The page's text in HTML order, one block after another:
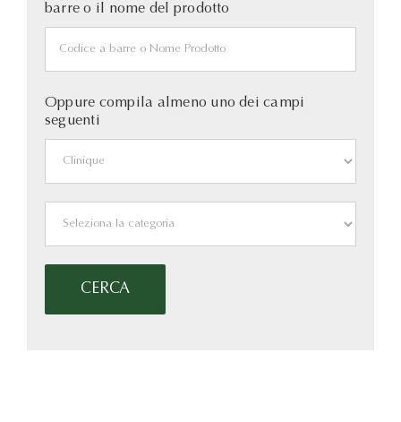
barre o il nome del prodotto
Oppure compila almeno uno dei campi
seguenti